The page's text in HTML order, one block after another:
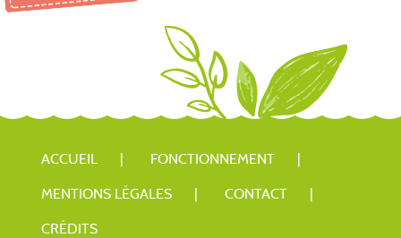
ACCUEIL FONCTIONNEMENT
MENTIONS LÉGALES CONTACT
CRÉDITS